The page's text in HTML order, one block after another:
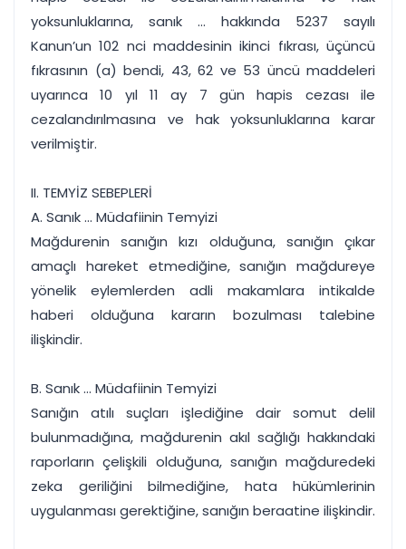
yoksunluklarına, sanık ... hakkında 5237 sayılı
Kanun’un 102 nci maddesinin ikinci fıkrası, üçüncü
fıkrasının (a) bendi, 43, 62 ve 53 üncü maddeleri
uyarınca 10 yıl 11 ay 7 gün hapis cezası ile
cezalandırılmasına ve hak yoksunluklarına karar
verilmiştir.
II. TEMYİZ SEBEPLERİ
A. Sanık ... Müdafiinin Temyizi
Mağdurenin sanığın kızı olduğuna, sanığın çıkar
amaçlı hareket etmediğine, sanığın mağdureye
yönelik eylemlerden adli makamlara intikalde
haberi olduğuna kararın bozulması talebine
ilişkindir.
B. Sanık ... Müdafiinin Temyizi
Sanığın atılı suçları işlediğine dair somut delil
bulunmadığına, mağdurenin akıl sağlığı hakkındaki
raporların çelişkili olduğuna, sanığın mağduredeki
zeka geriliğini bilmediğine, hata hükümlerinin
uygulanması gerektiğine, sanığın beraatine ilişkindir.